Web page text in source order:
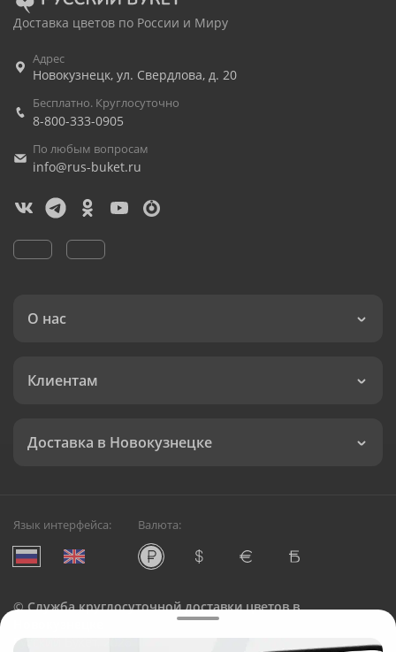
Доставка цветов по России и Миру
Адрес
Новокузнецк, ул. Свердлова, д. 20
Бесплатно. Круглосуточно
8-800-333-0905
По любым вопросам
info@rus-buket.ru
О нас
Клиентам
Доставка в Новокузнецке
Язык интерфейса: Валюта:
©Служба круглосуточной доставки цветов в
Русский Букет, 2026